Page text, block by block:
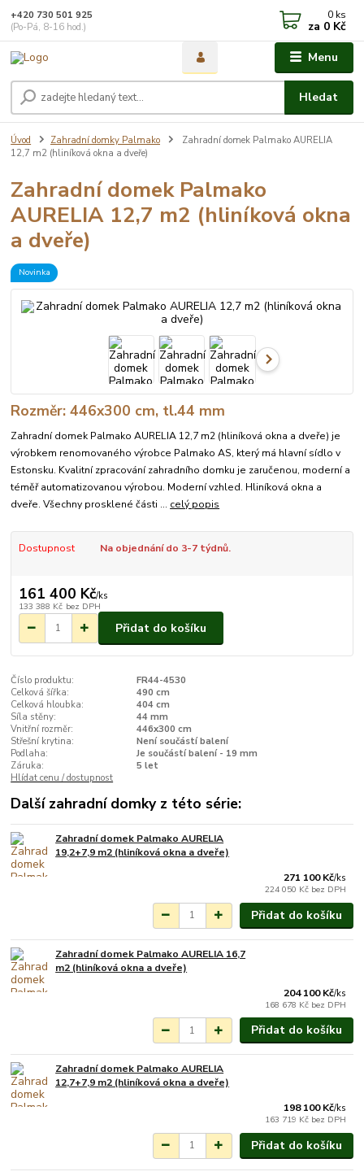
Menu
Hledat
+420 730 501 925
(Po-Pá, 8-16 hod.)
0 ks
za 0 Kč
Úvod Zahradní domky Palmako
Zahradní domek Palmako AURELIA
12,7 m2 (hliníková okna a dveře)
Zahradní domek Palmako
AURELIA 12,7 m2 (hliníková okna
a dveře)
Novinka
Rozměr: 446x300 cm, tl.44 mm
Zahradní domek Palmako AURELIA 12,7 m2 (hliníková okna a dveře) je
výrobkem renomovaného výrobce Palmako AS, který má hlavní sídlo v
Estonsku. Kvalitní zpracování zahradního domku je zaručenou, moderní a
téměř automatizovanou výrobou. Moderní vzhled. Hliníková okna a
dveře. Všechny prosklené části ... celý popis
Dostupnost Na objednání do 3-7 týdnů.
161 400 Kč/ks
133 388 Kč bez DPH
Přidat do košíku
Číslo produktu:
FR44-4530
Celková šířka:
490 cm
Celková hloubka:
404 cm
Síla stěny:
44 mm
Vnitřní rozměr:
446x300 cm
Střešní krytina:
Není součástí balení
Podlaha:
Je součástí balení - 19 mm
Záruka:
5 let
Hlídat cenu / dostupnost
Další zahradní domky z této série:
Zahradní domek Palmako AURELIA
19,2+7,9 m2 (hliníková okna a dveře)
271 100 Kč/ks
224 050 Kč bez DPH
Přidat do košíku
Zahradní domek Palmako AURELIA 16,7
m2 (hliníková okna a dveře)
204 100 Kč/ks
168 678 Kč bez DPH
Přidat do košíku
Zahradní domek Palmako AURELIA
12,7+7,9 m2 (hliníková okna a dveře)
198 100 Kč/ks
163 719 Kč bez DPH
Přidat do košíku